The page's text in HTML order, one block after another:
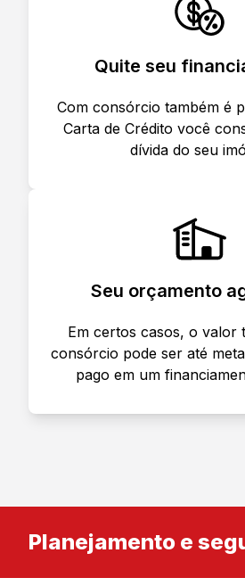
Quite seu
Com consórcio também é
Carta de Crédito você
dívida do seu
Seu orçamento
Em certos casos, o valor
consórcio pode ser até
pago em um
Planejamento e